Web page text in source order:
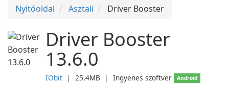
Nyitóoldal Asztali Driver Booster
Driver Booster
13.6.0
IObit ❘ 25,4MB ❘ Ingyenes szoftver
Android